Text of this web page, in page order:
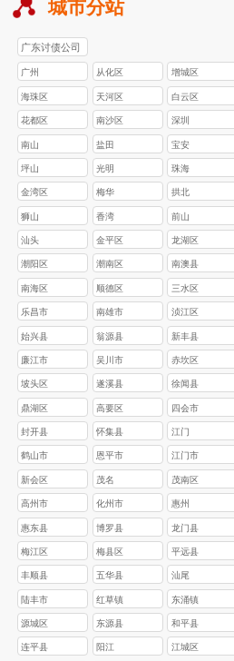
城市分站
广东讨债公司
广州 从化区 增城区
海珠区 天河区 白云区
花都区 南沙区 深圳
南山 盐田 宝安
坪山 光明 珠海
金湾区 梅华 拱北
狮山 香湾 前山
汕头 金平区 龙湖区
‌潮阳区 ‌潮南区 南澳县
南海区 顺德区 三水区
乐昌市 南雄市 浈江区
始兴县 翁源县 ‌新丰县
‌‌廉江市‌ ‌‌吴川市 赤坎区‌
‌坡头区‌ ‌遂溪县‌ ‌徐闻县
鼎湖区 高要区 四会市
封开县 怀集县 江门
鹤山市 恩平市 江门市
新会区 茂名 茂南区
高州市 化州市 惠州
惠东县 博罗县 龙门县
梅江区 梅县区 平远县
丰顺县 五华县 汕尾
陆丰市 红草镇 东涌镇
源城区 东源县 和平县
连平县 阳江 江城区